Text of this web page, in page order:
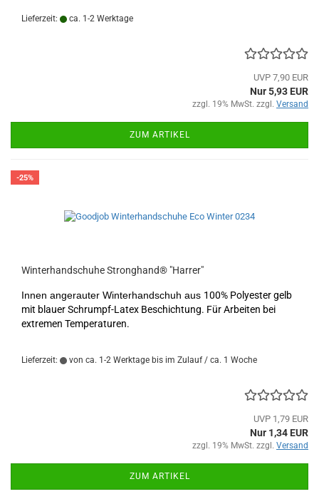
Lieferzeit: ca. 1-2 Werktage
UVP 7,90 EUR
Nur 5,93 EUR
zzgl. 19% MwSt. zzgl. Versand
ZUM ARTIKEL
-25%
Winterhandschuhe Stronghand® "Harrer"
Innen angerauter Winterhandschuh aus 100% Polyester gelb
mit blauer Schrumpf-Latex Beschichtung. Für Arbeiten bei
extremen Temperaturen.
Lieferzeit: von ca. 1-2 Werktage bis im Zulauf / ca. 1 Woche
UVP 1,79 EUR
Nur 1,34 EUR
zzgl. 19% MwSt. zzgl. Versand
ZUM ARTIKEL